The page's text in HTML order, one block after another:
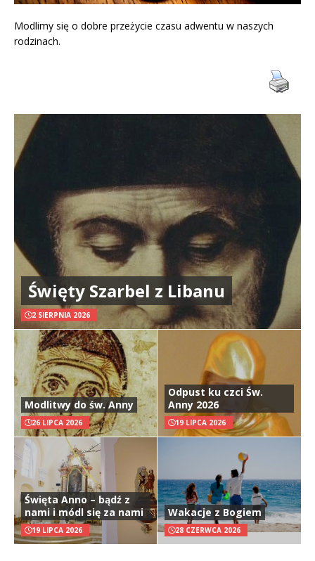
Modlimy się o dobre przeżycie czasu adwentu w naszych
rodzinach.
Święty Szarbel z Libanu
2 SIERPNIA 2026
Modlitwy do św. Anny
26 LIPCA 2026
Odpust ku czci Św.
Anny 2026
19 LIPCA 2026
Święta Anno – bądź z
nami i módl się za nami
19 LIPCA 2026
Wakacje z Bogiem
28 CZERWCA 2026